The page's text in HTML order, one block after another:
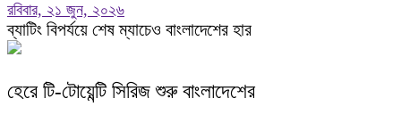
রবিবার, ২১ জুন, ২০২৬
ব্যাটিং বিপর্যয়ে শেষ ম্যাচেও বাংলাদেশের হার
হেরে টি-টোয়েন্টি সিরিজ শুরু বাংলাদেশের